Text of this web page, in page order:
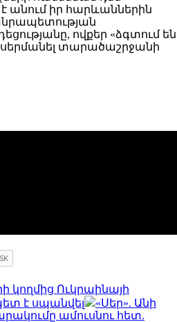
է անում իր հարևաններին
ովքեր «ձգտում են
սերմանել տարածաշրջանի
կողմից Ուկրաինայի
է սպանվել
«Սեր». Անի
ամուսնու հետ.